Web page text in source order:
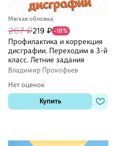
Мягкая обложка
267 ₽219 ₽ -18%
Профилактика и коррекция
дисграфии. Переходим в 3-й
класс. Летние задания
Владимир Прокофьев
Нет оценок
Купить